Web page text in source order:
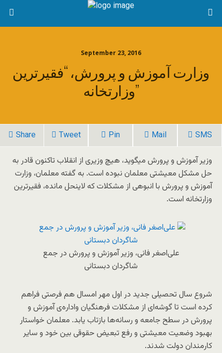
September 23, 2016
وزارت آموزش و پرورش، “فقیرترین
وزارتخانه”
Share Tweet Pin Mail SMS
وزیر آموزش و پرورش میگوید، هیچ وزیری از انقلاب تاکنون قادر به
حل مشکل معیشتی معلمان نبوده ‌است. به گفته معلمان، وزارت
آموزش و پرورش با انبوهی از مشکلات که لاینحل مانده، فقیرترین
وزارتخانه است.
علی‌اصغر فانی، وزیر آموزش و پرورش در جمع
شاگردان دبستانی
شروع سال تحصیلی جدید در اول مهر امسال هم فرصتی فراهم
کرده است تا گوشه‌ای از مشکلات فرهنگیان واداره‌ی آموزش و
پرورش در سطح جامعه و رسانه‌ها بازتاب یابد. معلمان خواستار
بهبود وضعیت معیشتی و رفع تبعیض حقوقی بین خود و سایر
کارمندان دولت شدند.